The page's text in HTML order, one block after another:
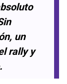
un
rally y